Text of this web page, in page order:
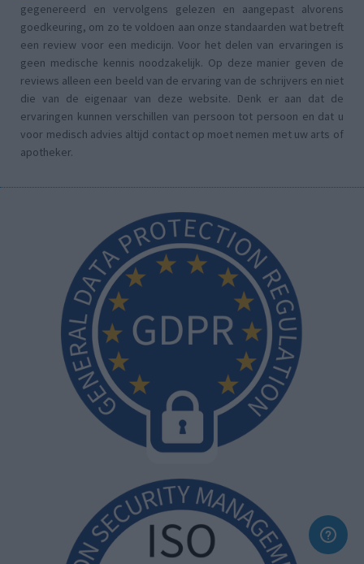
gegenereerd en vervolgens gelezen en aangepast alvorens
goedkeuring, om zo te voldoen aan onze standaarden wat betreft
een review voor een medicijn. Voor het delen van ervaringen is
geen medische kennis noodzakelijk. Op deze manier geven de
reviews alleen een beeld van de ervaring van de schrijvers en niet
die van de eigenaar van deze website. Denk er aan dat de
ervaringen kunnen verschillen van persoon tot persoon en dat u
voor medisch advies altijd contact op moet nemen met uw arts of
apotheker.